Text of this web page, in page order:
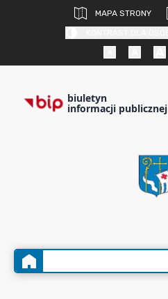
MAPA STRONY
biuletyn
informacji publicznej